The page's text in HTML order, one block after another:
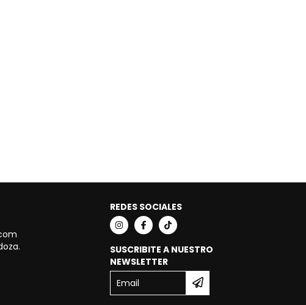
REDES SOCIALES
SUSCRIBITE A NUESTRO
NEWSLETTER